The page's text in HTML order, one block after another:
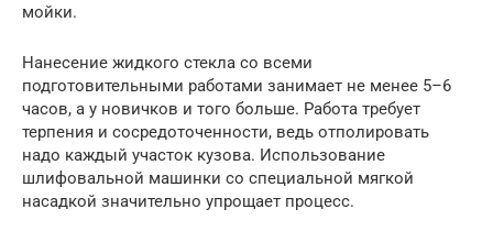
мойки.
Нанесение жидкого стекла со всеми
подготовительными работами занимает не менее 5–6
часов, а у новичков и того больше. Работа требует
терпения и сосредоточенности, ведь отполировать
надо каждый участок кузова. Использование
шлифовальной машинки со специальной мягкой
насадкой значительно упрощает процесс.